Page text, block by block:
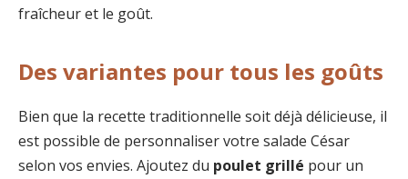
fraîcheur et le goût.
Des variantes pour tous les goûts
Bien que la recette traditionnelle soit déjà délicieuse, il
est possible de personnaliser votre salade César
selon vos envies. Ajoutez du poulet grillé pour un